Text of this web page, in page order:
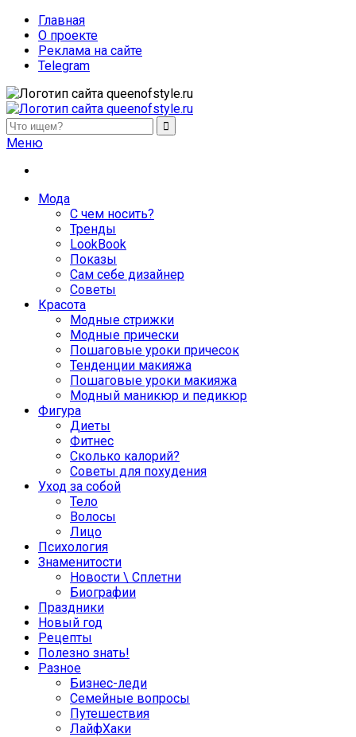
Главная
О проекте
Реклама на сайте
Telegram
queenofstyle.ru
Женский сайт о моде и красоте. Истории преображения и
похудения, отзывы о процедурах и косметике
Меню
Мода
С чем носить?
Тренды
LookBook
Показы
Сам себе дизайнер
Советы
Красота
Модные стрижки
Модные прически
Пошаговые уроки причесок
Тенденции макияжа
Пошаговые уроки макияжа
Модный маникюр и педикюр
Фигура
Диеты
Фитнес
Сколько калорий?
Советы для похудения
Уход за собой
Тело
Волосы
Лицо
Психология
Знаменитости
Новости \ Сплетни
Биографии
Праздники
Новый год
Рецепты
Полезно знать!
Разное
Бизнес-леди
Семейные вопросы
Путешествия
ЛайфХаки